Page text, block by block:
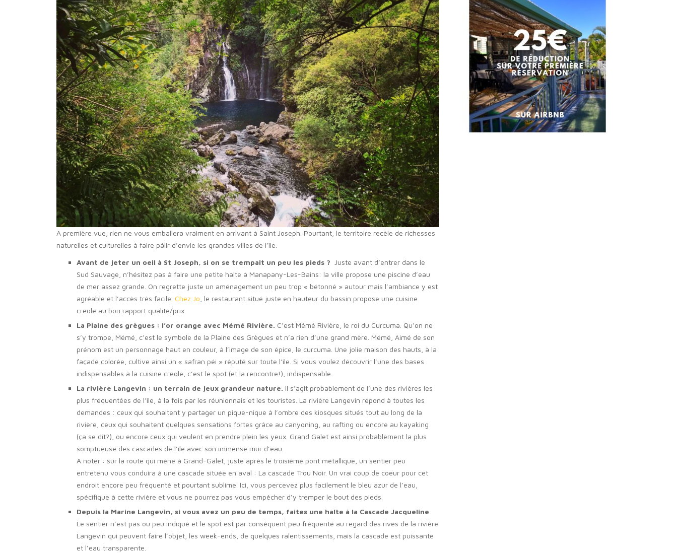
A première vue, rien ne vous emballera vraiment en arrivant à Saint Joseph. Pourtant, le territoire recèle de richesses
naturelles et culturelles à faire pâlir d’envie les grandes villes de l’île.
Avant de jeter un oeil à St Joseph, si on se trempait un peu les pieds ? Juste avant d’entrer dans le
Sud Sauvage, n’hésitez pas à faire une petite halte à Manapany-Les-Bains: la ville propose une piscine d’eau
de mer assez grande. On regrette juste un aménagement un peu trop « bétonné » autour mais l’ambiance y est
agréable et l’accès très facile. Chez Jo, le restaurant situé juste en hauteur du bassin propose une cuisine
créole au bon rapport qualité/prix.
La Plaine des grègues : l’or orange avec Mémé Rivière. C’est Mémé Rivière, le roi du Curcuma. Qu’on ne
s’y trompe, Mémé, c’est le symbole de la Plaine des Grègues et n’a rien d’une grand mère. Mémé, Aimé de son
prénom est un personnage haut en couleur, à l’image de son épice, le curcuma. Une jolie maison des hauts, à la
façade colorée, cultive ainsi un « safran péi » réputé sur toute l’île. Si vous voulez découvrir l’une des bases
indispensables à la cuisine créole, c’est le spot (et la rencontre!), indispensable.
La rivière Langevin : un terrain de jeux grandeur nature. Il s’agit probablement de l’une des rivières les
plus fréquentées de l’île, à la fois par les réunionnais et les touristes. La rivière Langevin répond à toutes les
demandes : ceux qui souhaitent y partager un pique-nique à l’ombre des kiosques situés tout au long de la
rivière, ceux qui souhaitent quelques sensations fortes grâce au canyoning, au rafting ou encore au kayaking
(ça se dit?), ou encore ceux qui veulent en prendre plein les yeux. Grand Galet est ainsi probablement la plus
somptueuse des cascades de l’île avec son immense mur d’eau.
A noter : sur la route qui mène à Grand-Galet, juste après le troisième pont métallique, un sentier peu
entretenu vous conduira à une cascade située en aval : La cascade Trou Noir. Un vrai coup de coeur pour cet
endroit encore peu fréquenté et pourtant sublime. Ici, vous percevez plus facilement le bleu azur de l’eau,
spécifique à cette rivière et vous ne pourrez pas vous empêcher d’y tremper le bout des pieds.
Depuis la Marine Langevin, si vous avez un peu de temps, faites une halte à la Cascade Jacqueline.
Le sentier n’est pas ou peu indiqué et le spot est par conséquent peu fréquenté au regard des rives de la rivière
Langevin qui peuvent faire l’objet, les week-ends, de quelques ralentissements, mais la cascade est puissante
et l’eau transparente.